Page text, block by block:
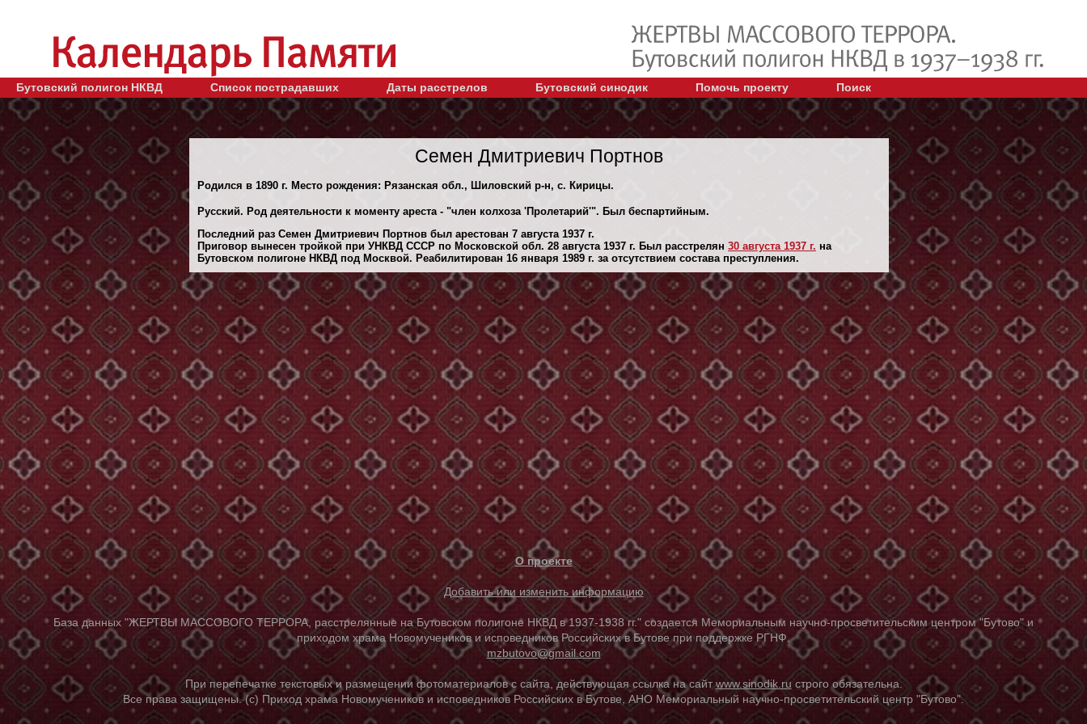
Бутовский полигон НКВД Список пострадавших Даты расстрелов Бутовский синодик Помочь проекту Поиск
Семен Дмитриевич Портнов
Родился в 1890 г. Место рождения: Рязанская обл., Шиловский р-н, с. Кирицы.
Русский. Род деятельности к моменту ареста - "член колхоза 'Пролетарий'". Был беспартийным.
Последний раз Семен Дмитриевич Портнов был арестован 7 августа 1937 г.
Приговор вынесен тройкой при УНКВД СССР по Московской обл. 28 августа 1937 г. Был расстрелян 30 августа 1937 г. на
Бутовском полигоне НКВД под Москвой. Реабилитирован 16 января 1989 г. за отсутствием состава преступления.
О проекте
Добавить или изменить информацию
База данных "ЖЕРТВЫ МАССОВОГО ТЕРРОРА, расстрелянные на Бутовском полигоне НКВД в 1937-1938 гг." создается Мемориальным научно-просветительским центром "Бутово" и
приходом храма Новомучеников и исповедников Российских в Бутове при поддержке РГНФ.
mzbutovo@gmail.com
При перепечатке текстовых и размещении фотоматериалов с сайта, действующая ссылка на сайтwww.sinodik.ru строго обязательна.
Все права защищены. (с) Приход храма Новомучеников и исповедников Российских в Бутове, АНО Мемориальный научно-просветительский центр "Бутово".